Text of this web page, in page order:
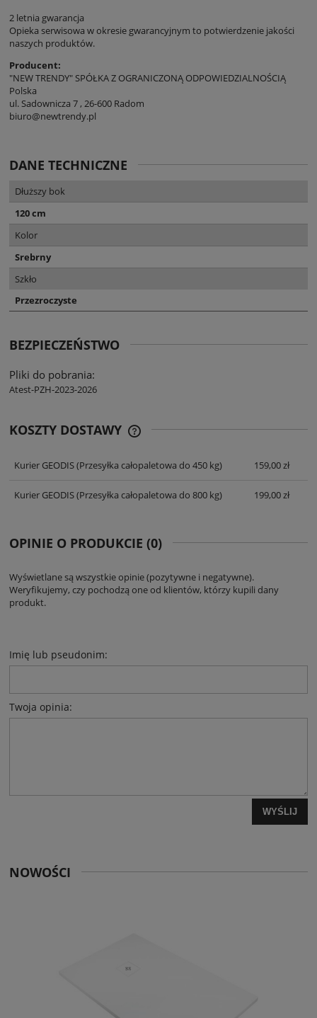
2 letnia gwarancja
Opieka serwisowa w okresie gwarancyjnym to potwierdzenie jakości
naszych produktów.
Producent:
"NEW TRENDY" SPÓŁKA Z OGRANICZONĄ ODPOWIEDZIALNOŚCIĄ
Polska
ul. Sadownicza 7 , 26-600 Radom
biuro@newtrendy.pl
DANE TECHNICZNE
Dłuższy bok
120 cm
Kolor
Srebrny
Szkło
Przezroczyste
BEZPIECZEŃSTWO
Pliki do pobrania:
Atest-PZH-2023-2026
KOSZTY DOSTAWY
Kurier GEODIS(Przesyłka całopaletowa do 450 kg) 159,00 zł
Kurier GEODIS(Przesyłka całopaletowa do 800 kg) 199,00 zł
OPINIE O PRODUKCIE (0)
Wyświetlane są wszystkie opinie (pozytywne i negatywne).
Weryfikujemy, czy pochodzą one od klientów, którzy kupili dany
produkt.
Imię lub pseudonim:
Twoja opinia:
WYŚLIJ
NOWOŚCI